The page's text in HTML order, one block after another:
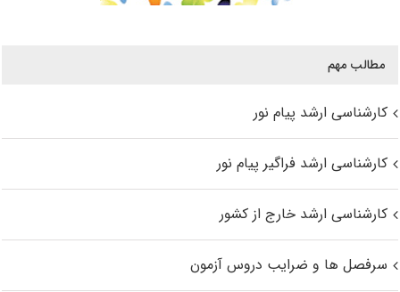
مطالب مهم
کارشناسی ارشد پیام نور
کارشناسی ارشد فراگیر پیام نور
کارشناسی ارشد خارج از کشور
سرفصل ها و ضرایب دروس آزمون